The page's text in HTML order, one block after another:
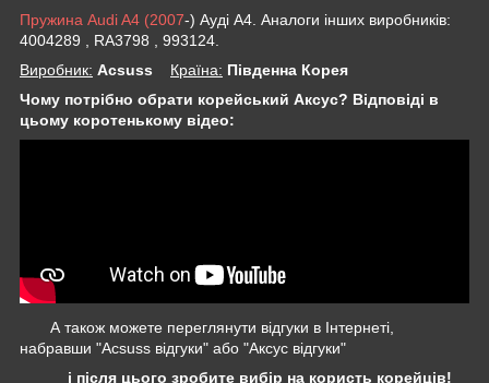
Пружина Audi A4 (2007-) Ауді А4. Аналоги інших виробників:
4004289 , RA3798 , 993124.
Виробник: Acsuss Крaїна: Південна Корея
Чому потрібно обрати корейський Аксус? Відповіді в
цьому коротенькому відео:
А також можете переглянути відгуки в Інтернеті,
набравши "Acsuss відгуки" або "Аксус відгуки"
і після цього зробите вибір на користь корейців!